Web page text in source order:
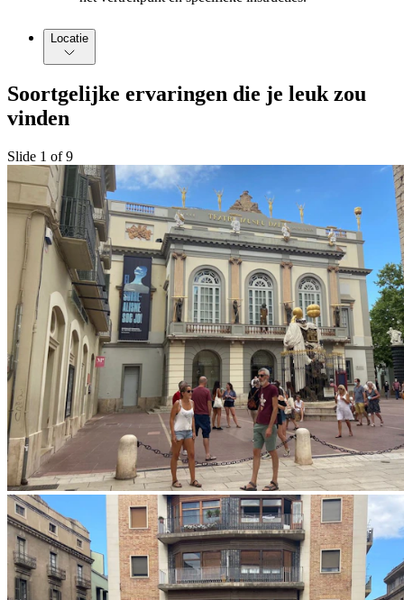
Locatie
Soortgelijke ervaringen die je leuk zou
vinden
Slide 1 of 9